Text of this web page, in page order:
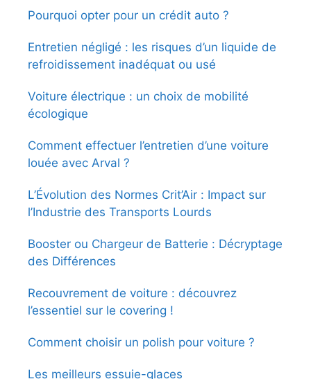
Pourquoi opter pour un crédit auto ?
Entretien négligé : les risques d’un liquide de
refroidissement inadéquat ou usé
Voiture électrique : un choix de mobilité
écologique
Comment effectuer l’entretien d’une voiture
louée avec Arval ?
L’Évolution des Normes Crit’Air : Impact sur
l’Industrie des Transports Lourds
Booster ou Chargeur de Batterie : Décryptage
des Différences
Recouvrement de voiture : découvrez
l’essentiel sur le covering !
Comment choisir un polish pour voiture ?
Les meilleurs essuie-glaces